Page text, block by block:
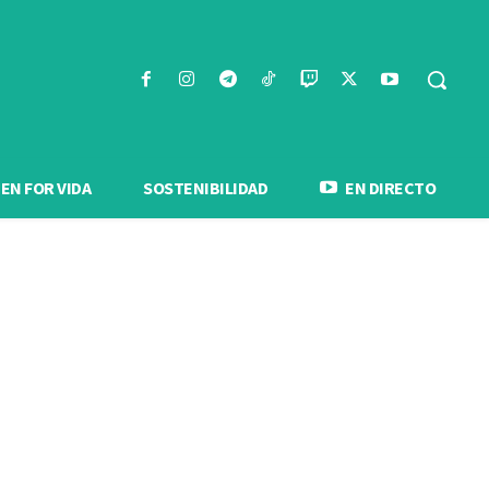
FOR VIDA SOSTENIBILIDAD EN DIRECTO